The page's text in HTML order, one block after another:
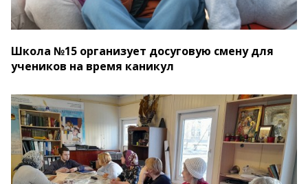
Школа №15 организует досуговую смену для
учеников на время каникул